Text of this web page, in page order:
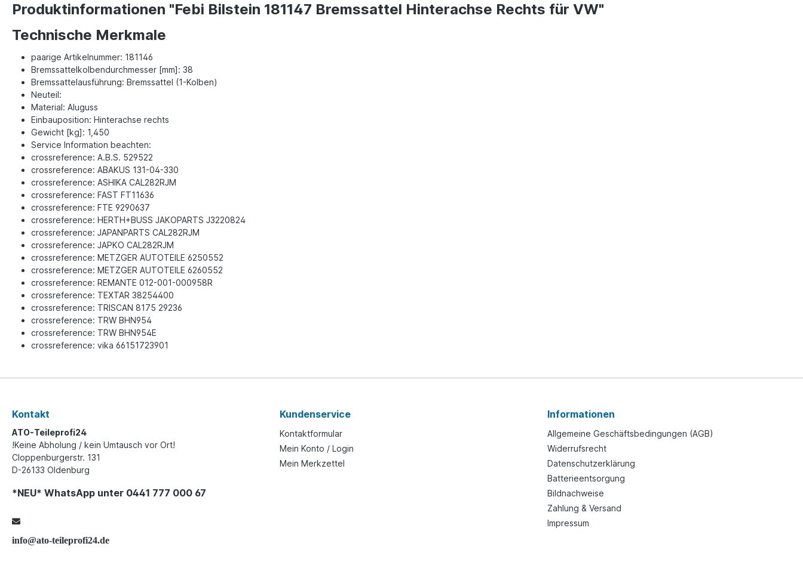
Produktinformationen "Febi Bilstein 181147 Bremssattel Hinterachse Rechts für VW"
Technische Merkmale
paarige Artikelnummer: 181146
Bremssattelkolbendurchmesser [mm]: 38
Bremssattelausführung: Bremssattel (1-Kolben)
Neuteil:
Material: Aluguss
Einbauposition: Hinterachse rechts
Gewicht [kg]: 1,450
Service Information beachten:
crossreference: A.B.S. 529522
crossreference: ABAKUS 131-04-330
crossreference: ASHIKA CAL282RJM
crossreference: FAST FT11636
crossreference: FTE 9290637
crossreference: HERTH+BUSS JAKOPARTS J3220824
crossreference: JAPANPARTS CAL282RJM
crossreference: JAPKO CAL282RJM
crossreference: METZGER AUTOTEILE 6250552
crossreference: METZGER AUTOTEILE 6260552
crossreference: REMANTE 012-001-000958R
crossreference: TEXTAR 38254400
crossreference: TRISCAN 8175 29236
crossreference: TRW BHN954
crossreference: TRW BHN954E
crossreference: vika 66151723901
Kontakt
ATO-Teileprofi24
!Keine Abholung / kein Umtausch vor Ort!
Cloppenburgerstr. 131
D-26133 Oldenburg
*NEU* WhatsApp unter 0441 777 000 67
info@ato-teileprofi24.de
Kundenservice
Kontaktformular
Mein Konto / Login
Mein Merkzettel
Informationen
Allgemeine Geschäftsbedingungen (AGB)
Widerrufsrecht
Datenschutzerklärung
Batterieentsorgung
Bildnachweise
Zahlung & Versand
Impressum